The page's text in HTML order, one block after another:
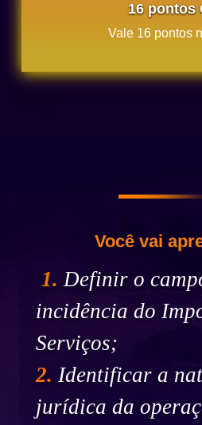
16 pontos
Vale 16 pontos
Você vai
1. Definir o
incidência do
Serviços;
2. Identificar a
jurídica da